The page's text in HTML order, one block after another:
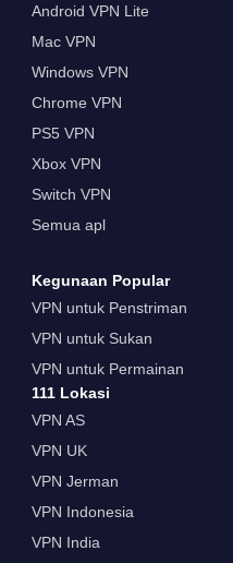
Android VPN Lite
Mac VPN
Windows VPN
Chrome VPN
PS5 VPN
Xbox VPN
Switch VPN
Semua apl
Kegunaan Popular
VPN untuk Penstriman
VPN untuk Sukan
VPN untuk Permainan
111 Lokasi
VPN AS
VPN UK
VPN Jerman
VPN Indonesia
VPN India